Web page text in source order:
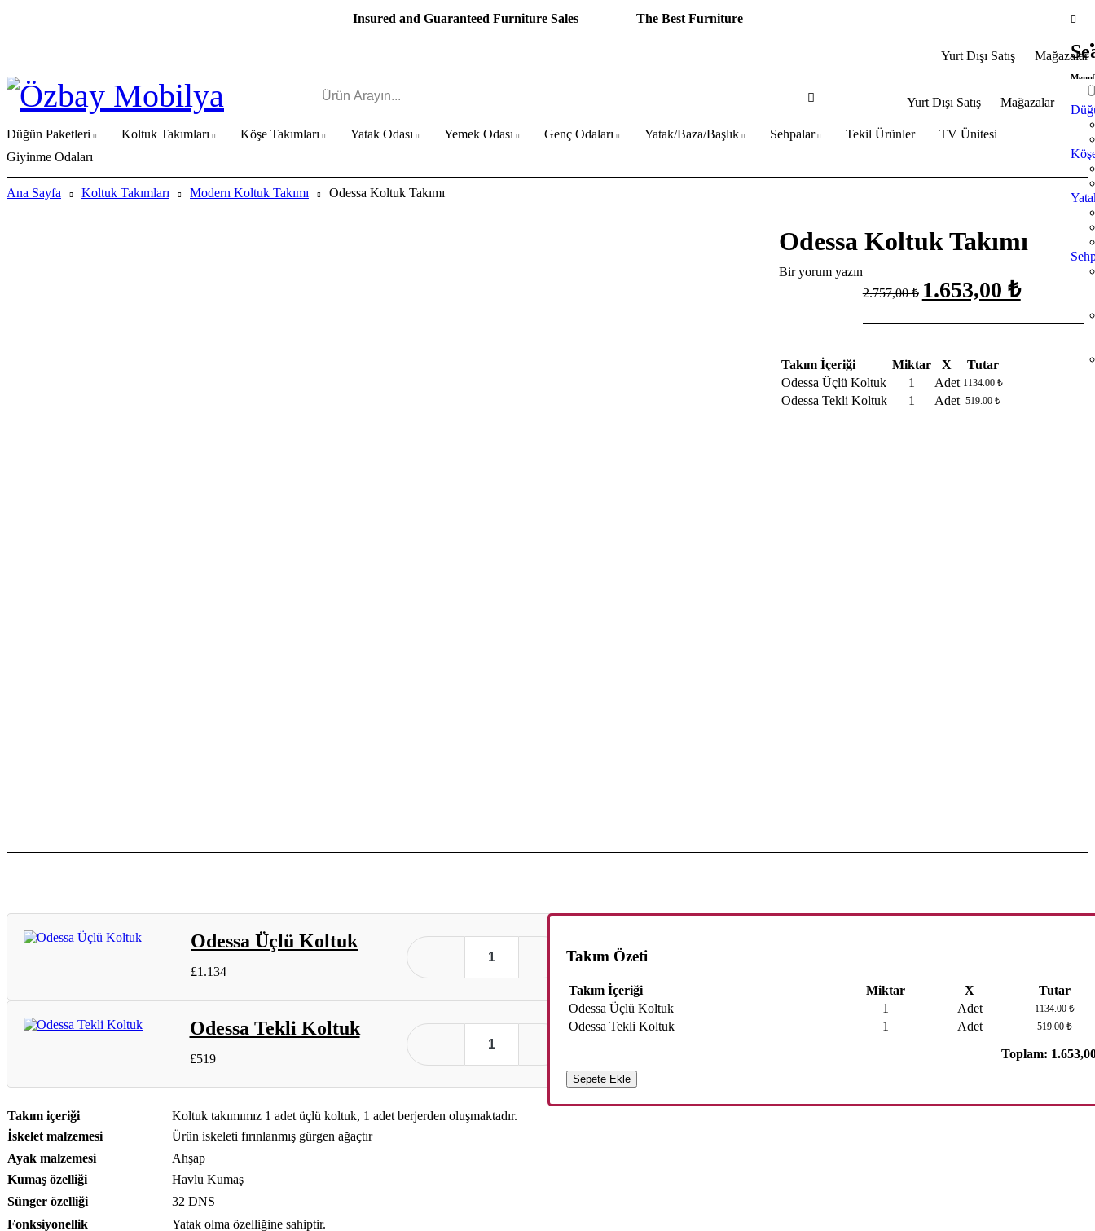
Menu
Insured and Guaranteed Furniture Sales The Best Furniture
Yurt Dışı Satış Mağazalar
Yurt Dışı Satış Mağazalar
Düğün Paketleri Koltuk Takımları Köşe Takımları Yatak Odası Yemek Odası Genç Odaları Yatak/Baza/Başlık Sehpalar Tekil Ürünler
TV Ünitesi
Giyinme Odaları
Ana Sayfa Koltuk Takımları Modern Koltuk Takımı Odessa Koltuk Takımı
Odessa Koltuk Takımı
Bir yorum yazın
2.757,00 ₺ 1.653,00 ₺
Takım İçeriği Miktar X
Tutar
Odessa Üçlü Koltuk
1 Adet 1134.00 ₺
Odessa Tekli Koltuk 1 Adet 519.00 ₺
Odessa Üçlü Koltuk
£1.134
Odessa Tekli Koltuk
£519
Takım Özeti
Takım İçeriği Miktar X
Tutar
Odessa Üçlü Koltuk
1 Adet 1134.00 ₺
Odessa Tekli Koltuk 1 Adet 519.00 ₺
Toplam:
Sepete Ekle
Takım içeriği
Koltuk takımımız 1 adet üçlü koltuk, 1 adet berjerden oluşmaktadır.
İskelet malzemesi
Ürün iskeleti fırınlanmış gürgen ağaçtır
Ayak malzemesi
Ahşap
Kumaş özelliği
Havlu Kumaş
Sünger özelliği
32 DNS
Fonksiyonellik
Yatak olma özelliğine sahiptir.